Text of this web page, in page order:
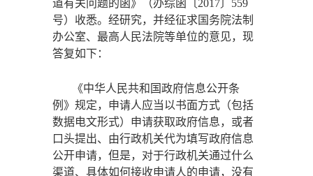
道有关问题的函》（办综函〔2017〕559
号）收悉。经研究，并经征求国务院法制
办公室、最高人民法院等单位的意见，现
答复如下：
《中华人民共和国政府信息公开条
例》规定，申请人应当以书面方式（包括
数据电文形式）申请获取政府信息，或者
口头提出、由行政机关代为填写政府信息
公开申请，但是，对于行政机关通过什么
渠道、具体如何接收申请人的申请，没有